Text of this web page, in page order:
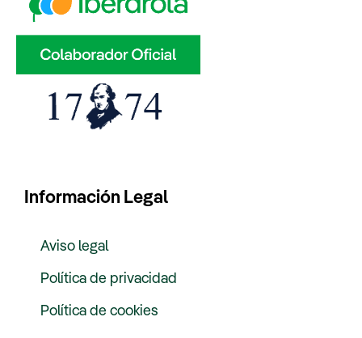
Información Legal
Aviso legal
Política de privacidad
Política de cookies